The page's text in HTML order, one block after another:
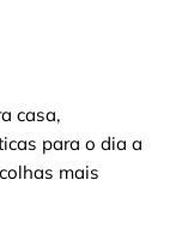
casa,
para o dia a
mais